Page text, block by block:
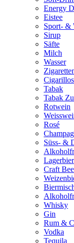
Energy
Eistee
Sport- &
Sirup
Säfte
Milch
Wasser
Tabak
Tabak
Rotwein
Rosé
Süss- &
Lagerbier
Craft
Whisky
Gin
Rum &
Vodka
Tequila